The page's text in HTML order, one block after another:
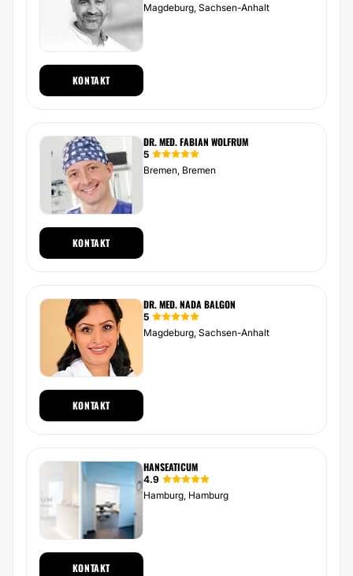
Magdeburg, Sachsen-Anhalt
KONTAKT
DR. MED. FABIAN WOLFRUM
5
Bremen, Bremen
KONTAKT
DR. MED. NADA BALGON
5
Magdeburg, Sachsen-Anhalt
KONTAKT
HANSEATICUM
4.9
Hamburg, Hamburg
KONTAKT